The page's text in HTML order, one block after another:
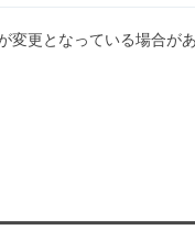
変更となっている場合が